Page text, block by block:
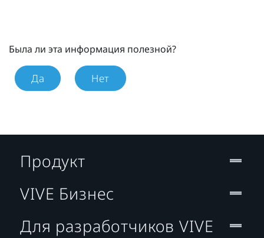
Была ли эта информация полезной?
Да Нет
Продукт
VIVE Бизнес
Для разработчиков VIVE